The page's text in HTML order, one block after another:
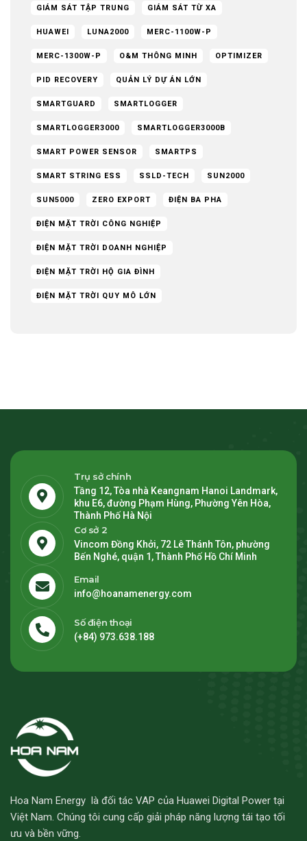
GIÁM SÁT TẬP TRUNG GIÁM SÁT TỪ XA
HUAWEI LUNA2000 MERC-1100W-P
MERC-1300W-P O&M THÔNG MINH OPTIMIZER
PID RECOVERY QUẢN LÝ DỰ ÁN LỚN
SMARTGUARD SMARTLOGGER
SMARTLOGGER3000 SMARTLOGGER3000B
SMART POWER SENSOR SMARTPS
SMART STRING ESS SSLD-TECH SUN2000
SUN5000 ZERO EXPORT ĐIỆN BA PHA
ĐIỆN MẶT TRỜI CÔNG NGHIỆP
ĐIỆN MẶT TRỜI DOANH NGHIỆP
ĐIỆN MẶT TRỜI HỘ GIA ĐÌNH
ĐIỆN MẶT TRỜI QUY MÔ LỚN
Trụ sở chính
Tầng 12, Tòa nhà Keangnam Hanoi Landmark,
khu E6, đường Phạm Hùng, Phường Yên Hòa,
Thành Phố Hà Nội
Cơ sở 2
Vincom Đồng Khởi, 72 Lê Thánh Tôn, phường
Bến Nghé, quận 1, Thành Phố Hồ Chí Minh
Email
info@hoanamenergy.com
Số điện thoại
(+84) 973.638.188
Hoa Nam Energy là đối tác VAP của Huawei Digital Power tại
Việt Nam. Chúng tôi cung cấp giải pháp năng lượng tái tạo tối
ưu và bền vững.